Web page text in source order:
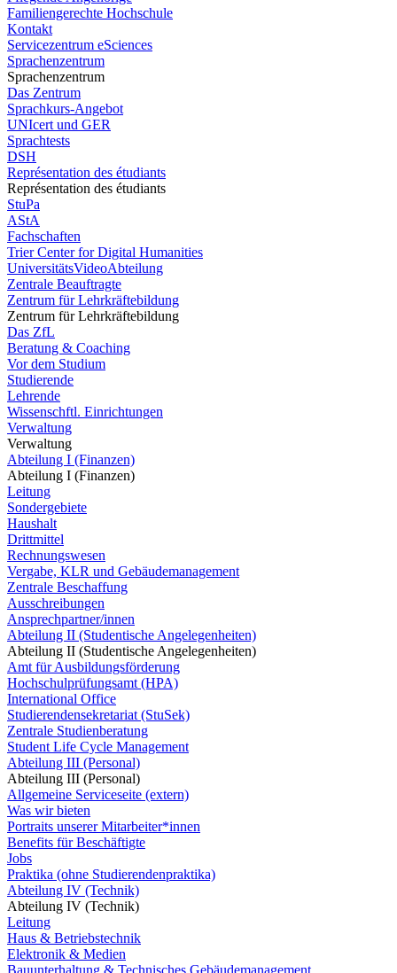
Familiengerechte Hochschule
Kontakt
Servicezentrum eSciences
Sprachenzentrum
Sprachenzentrum
Das Zentrum
Sprachkurs-Angebot
UNIcert und GER
Sprachtests
DSH
Représentation des étudiants
Représentation des étudiants
StuPa
AStA
Fachschaften
Trier Center for Digital Humanities
UniversitätsVideoAbteilung
Zentrale Beauftragte
Zentrum für Lehrkräftebildung
Zentrum für Lehrkräftebildung
Das ZfL
Beratung & Coaching
Vor dem Studium
Studierende
Lehrende
Wissenschftl. Einrichtungen
Verwaltung
Verwaltung
Abteilung I (Finanzen)
Abteilung I (Finanzen)
Leitung
Sondergebiete
Haushalt
Drittmittel
Rechnungswesen
Vergabe, KLR und Gebäudemanagement
Zentrale Beschaffung
Ausschreibungen
Ansprechpartner/innen
Abteilung II (Studentische Angelegenheiten)
Abteilung II (Studentische Angelegenheiten)
Amt für Ausbildungsförderung
Hochschulprüfungsamt (HPA)
International Office
Studierendensekretariat (StuSek)
Zentrale Studienberatung
Student Life Cycle Management
Abteilung III (Personal)
Abteilung III (Personal)
Allgemeine Serviceseite (extern)
Was wir bieten
Portraits unserer Mitarbeiter*innen
Benefits für Beschäftigte
Jobs
Praktika (ohne Studierendenpraktika)
Abteilung IV (Technik)
Abteilung IV (Technik)
Leitung
Haus & Betriebstechnik
Elektronik & Medien
Bauunterhaltung & Technisches Gebäudemanagement